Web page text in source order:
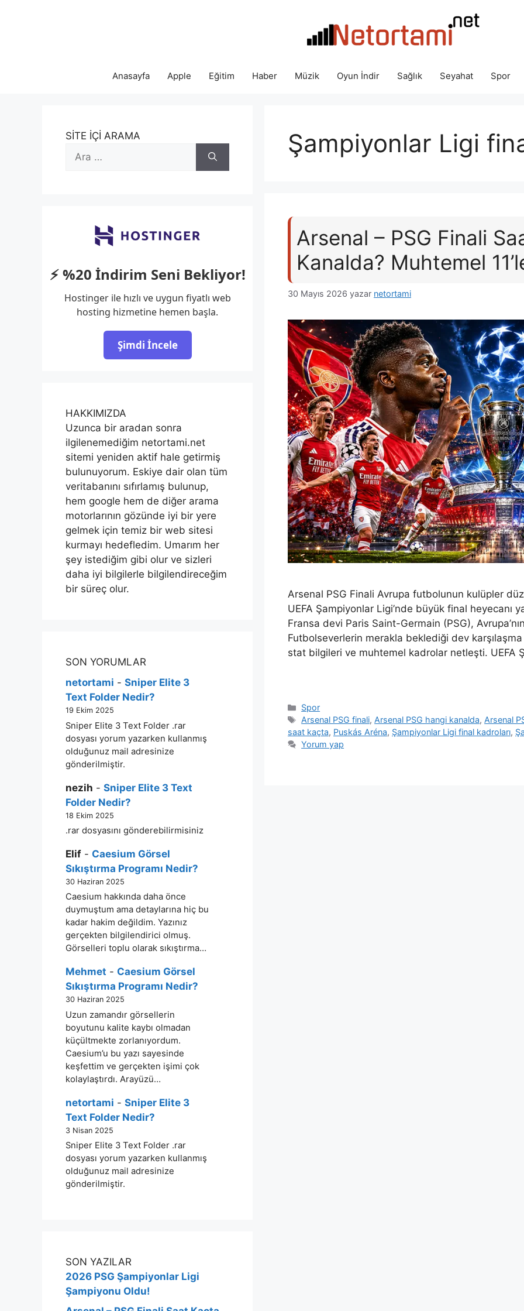
Anasayfa Apple Eğitim Haber Müzik Oyun İndir Sağlık Seyahat Spor
Şampiyonlar Ligi
Arsenal – PSG Finali
Kanalda? Muhtemel
30 Mayıs 2026 yazar netortami
Arsenal PSG Finali Avrupa futbolunun kulüpler
UEFA Şampiyonlar Ligi’nde büyük final heyecanı
Fransa devi Paris Saint-Germain (PSG),
Futbolseverlerin merakla beklediği dev
stat bilgileri ve muhtemel kadrolar netleşti. UEFA
Kategoriler
Spor
Etiketler
Arsenal PSG finali, Arsenal PSG hangi kanalda, Arsenal
saat kaçta, Puskás Aréna, Şampiyonlar Ligi final kadroları,
Yorum yap
SİTE İÇİ ARAMA
için
⚡ %20 İndirim Seni Bekliyor!
Hostinger ile hızlı ve uygun fiyatlı web
hosting hizmetine hemen başla.
Şimdi İncele
HAKKIMIZDA
Uzunca bir aradan sonra
ilgilenemediğim netortami.net
sitemi yeniden aktif hale getirmiş
bulunuyorum. Eskiye dair olan tüm
veritabanını sıfırlamış bulunup,
hem google hem de diğer arama
motorlarının gözünde iyi bir yere
gelmek için temiz bir web sitesi
kurmayı hedefledim. Umarım her
şey istediğim gibi olur ve sizleri
daha iyi bilgilerle bilgilendireceğim
bir süreç olur.
SON YORUMLAR
netortami - Sniper Elite 3
Text Folder Nedir?
19 Ekim 2025
Sniper Elite 3 Text Folder .rar
dosyası yorum yazarken kullanmış
olduğunuz mail adresinize
gönderilmiştir.
nezih - Sniper Elite 3 Text
Folder Nedir?
18 Ekim 2025
.rar dosyasını gönderebilirmisiniz
Elif - Caesium Görsel
Sıkıştırma Programı Nedir?
30 Haziran 2025
Caesium hakkında daha önce
duymuştum ama detaylarına hiç bu
kadar hakim değildim. Yazınız
gerçekten bilgilendirici olmuş.
Görselleri toplu olarak sıkıştırma…
Mehmet - Caesium Görsel
Sıkıştırma Programı Nedir?
30 Haziran 2025
Uzun zamandır görsellerin
boyutunu kalite kaybı olmadan
küçültmekte zorlanıyordum.
Caesium’u bu yazı sayesinde
keşfettim ve gerçekten işimi çok
kolaylaştırdı. Arayüzü…
netortami - Sniper Elite 3
Text Folder Nedir?
3 Nisan 2025
Sniper Elite 3 Text Folder .rar
dosyası yorum yazarken kullanmış
olduğunuz mail adresinize
gönderilmiştir.
SON YAZILAR
2026 PSG Şampiyonlar Ligi
Şampiyonu Oldu!